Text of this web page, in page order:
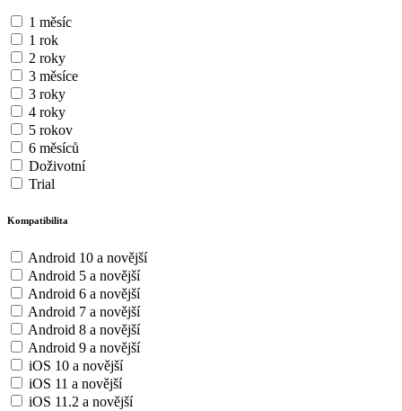
1 měsíc
1 rok
2 roky
3 měsíce
3 roky
4 roky
5 rokov
6 měsíců
Doživotní
Trial
Kompatibilita
Android 10 a novější
Android 5 a novější
Android 6 a novější
Android 7 a novější
Android 8 a novější
Android 9 a novější
iOS 10 a novější
iOS 11 a novější
iOS 11.2 a novější